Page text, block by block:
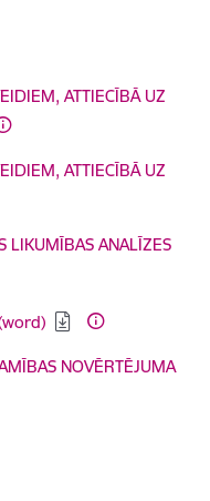
ATTIECĪBĀ UZ
ATTIECĪBĀ UZ
LIKUMĪBAS ANALĪZES
NOVĒRTĒJUMA